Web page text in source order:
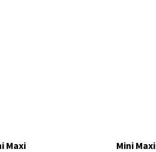
Maxi Mini Maxi